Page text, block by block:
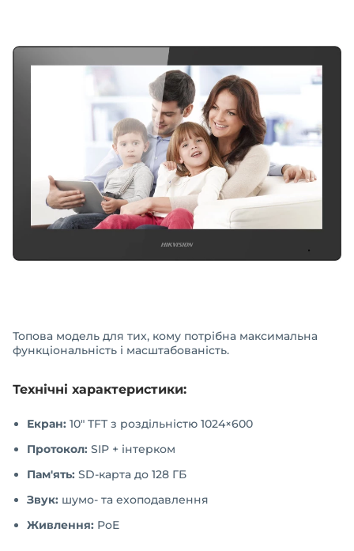
Топова модель для тих, кому потрібна максимальна
функціональність і масштабованість.
Технічні характеристики:
Екран: 10" TFT з роздільністю 1024×600
Протокол: SIP + інтерком
Пам'ять: SD-карта до 128 ГБ
Звук: шумо- та ехоподавлення
Живлення: PoE